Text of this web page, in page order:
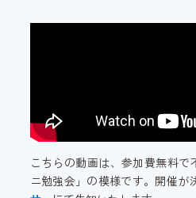
こちらの動画は、参加費無料で
ニ勉強会」の模様です。開催が